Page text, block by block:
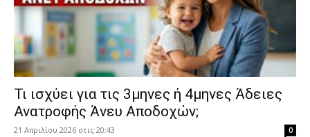
​Τι ισχύει για τις 3μηνες ή 4μηνες Άδειες
Ανατροφής Άνευ Αποδοχών;
21 Απριλίου 2026 στις 20:43 0